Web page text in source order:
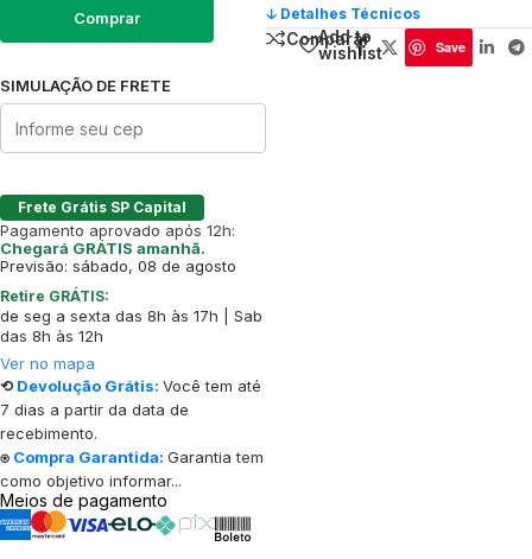
Comprar
SIMULAÇÃO DE FRETE
Frete Grátis SP Capital
Pagamento aprovado após 12h:
Chegará GRÁTIS amanhã.
Previsão: sábado, 08 de agosto
Retire GRÁTIS:
de seg a sexta das 8h às 17h | Sab
das 8h às 12h
Ver no mapa
⟲ Devolução Grátis: Você tem até
7 dias a partir da data de
recebimento.
⍟ Compra Garantida: Garantia tem
como objetivo informar...
Meios de pagamento
🡣 Detalhes Técnicos
Comparar
Add to
wishlist
Save